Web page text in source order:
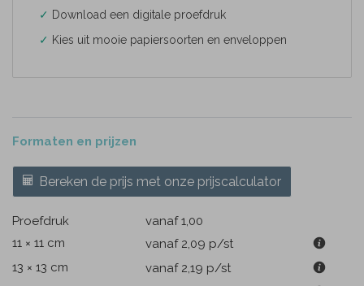
✓ Download een digitale proefdruk
✓ Kies uit mooie papiersoorten en enveloppen
Formaten en prijzen
Bereken de prijs met onze prijscalculator
Proefdruk
vanaf 1,00
11 × 11 cm
vanaf 2,09 p/st
13 × 13 cm
vanaf 2,19 p/st